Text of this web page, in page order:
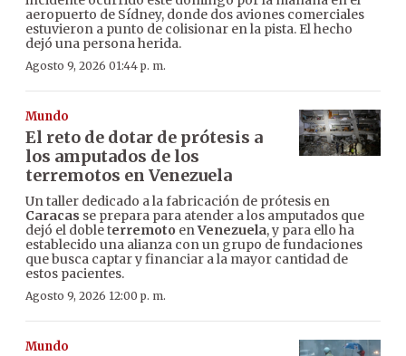
aeropuerto de Sídney, donde dos aviones comerciales
estuvieron a punto de colisionar en la pista. El hecho
dejó una persona herida.
Agosto 9, 2026 01:44 p. m.
Mundo
El reto de dotar de prótesis a
los amputados de los
terremotos en Venezuela
Un taller dedicado a la fabricación de prótesis en
Caracas se prepara para atender a los amputados que
dejó el doble terremoto enVenezuela, y para ello ha
establecido una alianza con un grupo de fundaciones
que busca captar y financiar a la mayor cantidad de
estos pacientes.
Agosto 9, 2026 12:00 p. m.
Mundo